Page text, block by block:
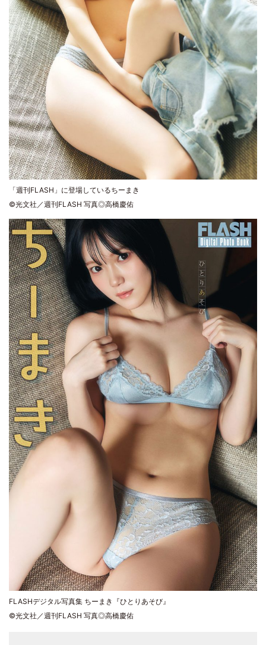
「週刊FLASH」に登場しているちーまき
©光文社／週刊FLASH 写真◎高橋慶佑
FLASHデジタル写真集 ちーまき『ひとりあそび』
©光文社／週刊FLASH 写真◎高橋慶佑